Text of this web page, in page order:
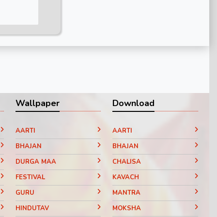
Wallpaper
AARTI
BHAJAN
DURGA MAA
FESTIVAL
GURU
HINDUTAV
Download
AARTI
BHAJAN
CHALISA
KAVACH
MANTRA
MOKSHA